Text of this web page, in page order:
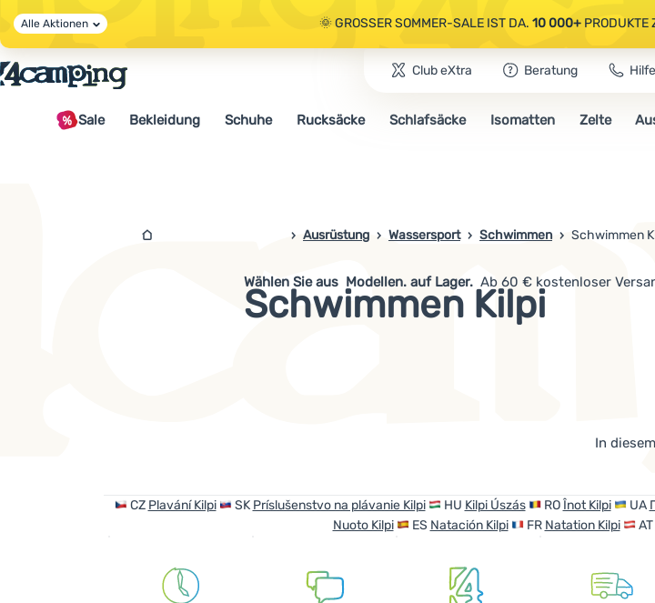
🌞 GROSSER SOMMER-SALE IST DA. 10 000+PRODUKTE
🤫 - 10 % AUF AUSGEWÄHLTE CAMPING- &
🌞 GROSSER SOMMER-SALE IST DA.10 000+PRODUKTE
Alle Aktionen
Club eXtra Beratung
Sale Bekleidung Schuhe Rucksäcke Schlafsäcke Isomatten Zelte
4campingshop.de
Ausrüstung Wassersport Schwimmen Schwimmen
Schwimmen Kilpi
Wählen Sie aus Modellen. auf Lager. Ab 60 € kostenloser
In
CZ Plavání Kilpi SK Príslušenstvo na plávanie Kilpi HU Kilpi Úszás ROÎnot Kilpi UA
Nuoto Kilpi
ES Natación Kilpi FR Natation Kilpi AT